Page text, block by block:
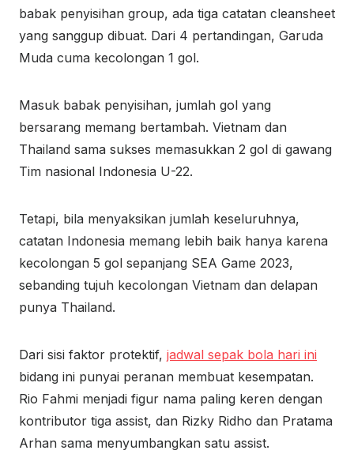
babak penyisihan group, ada tiga catatan cleansheet
yang sanggup dibuat. Dari 4 pertandingan, Garuda
Muda cuma kecolongan 1 gol.
Masuk babak penyisihan, jumlah gol yang
bersarang memang bertambah. Vietnam dan
Thailand sama sukses memasukkan 2 gol di gawang
Tim nasional Indonesia U-22.
Tetapi, bila menyaksikan jumlah keseluruhnya,
catatan Indonesia memang lebih baik hanya karena
kecolongan 5 gol sepanjang SEA Game 2023,
sebanding tujuh kecolongan Vietnam dan delapan
punya Thailand.
Dari sisi faktor protektif, jadwal sepak bola hari ini
bidang ini punyai peranan membuat kesempatan.
Rio Fahmi menjadi figur nama paling keren dengan
kontributor tiga assist, dan Rizky Ridho dan Pratama
Arhan sama menyumbangkan satu assist.